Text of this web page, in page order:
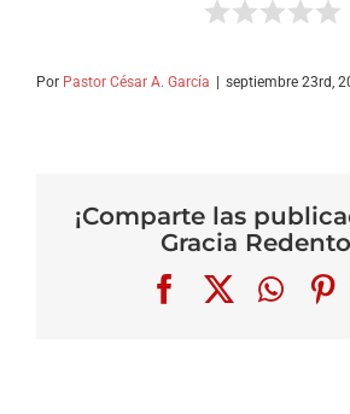
Por Pastor César A. García septiembre 23rd,
¡Comparte las
Gracia
Facebook